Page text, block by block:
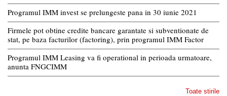
Programul IMM invest se prelungeste pana in 30 iunie 2021
Firmele pot obtine credite bancare garantate si subventionate de
stat, pe baza facturilor (factoring), prin programul IMM Factor
Programul IMM Leasing va fi operational in perioada urmatoare,
anunta FNGCIMM
Toate stirile